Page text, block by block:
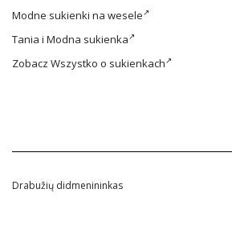
Modne sukienki na wesele
Tania i Modna sukienka
Zobacz Wszystko o sukienkach
Drabužių didmenininkas